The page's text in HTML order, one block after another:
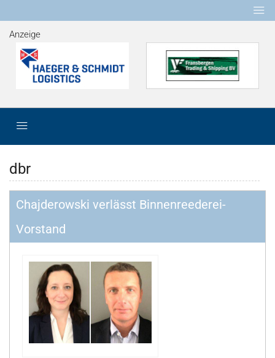
Anzeige
dbr
Chajderowski verlässt Binnenreederei-
Vorstand